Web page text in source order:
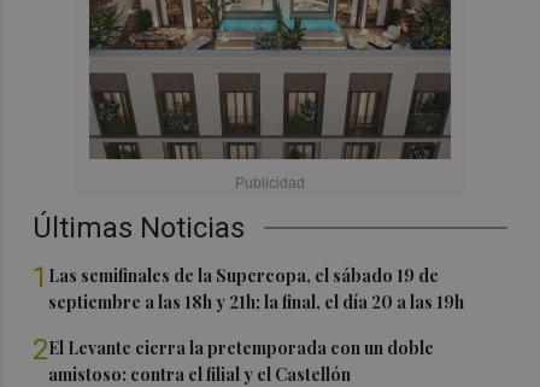
Últimas Noticias
1 Las semifinales de la Supercopa, el sábado 19 de
septiembre a las 18h y 21h; la final, el día 20 a las 19h
2El Levante cierra la pretemporada con un doble
amistoso: contra el filial y el Castellón